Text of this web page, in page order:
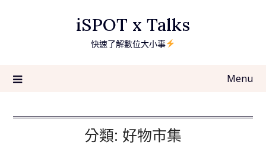
iSPOT x Talks
快速了解數位大小事
Menu
分類: 好物市集